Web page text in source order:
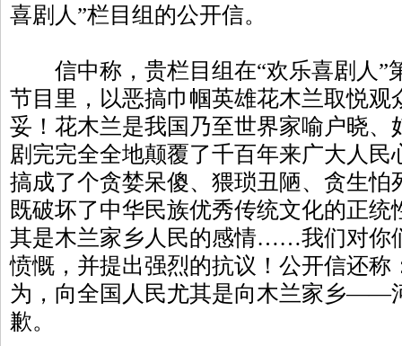
喜剧人”栏目组的公开信。
信中称，贵栏目组在“欢乐喜剧人”
节目里，以恶搞巾帼英雄花木兰取悦观
妥！花木兰是我国乃至世界家喻户晓、
剧完完全全地颠覆了千百年来广大人
搞成了个贪婪呆傻、猥琐丑陋、贪生怕
既破坏了中华民族优秀传统文化的正
其是木兰家乡人民的感情……我们对你
愤慨，并提出强烈的抗议！公开信还称
为，向全国人民尤其是向木兰家乡——
歉。